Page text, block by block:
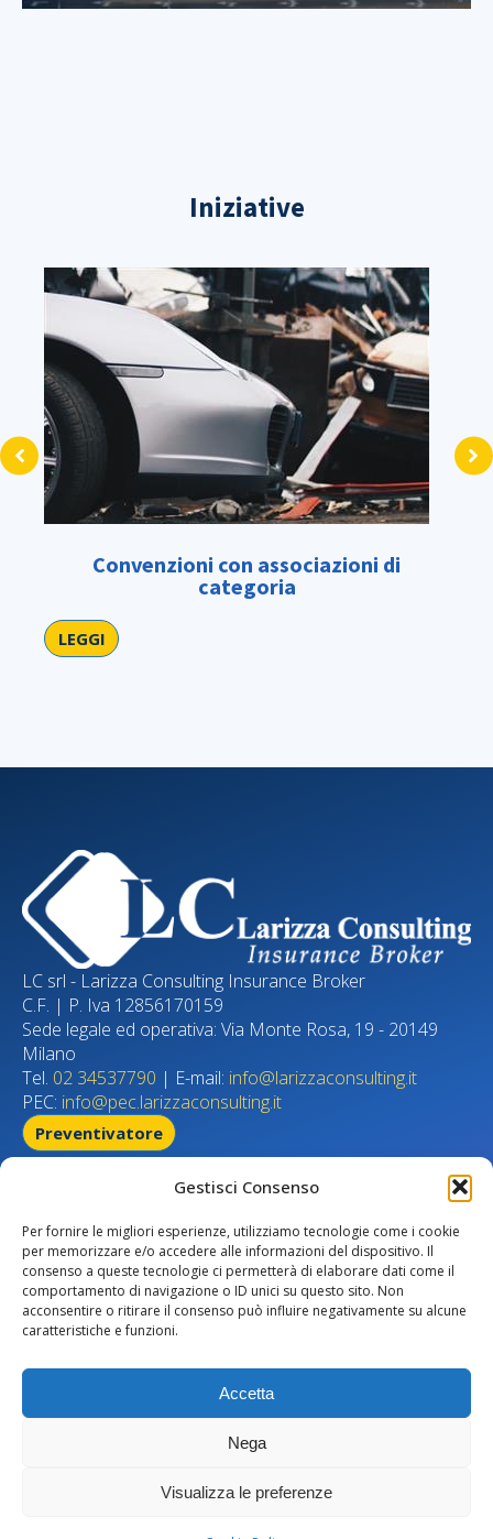
Gestisci Consenso
Per fornire le migliori esperienze, utilizziamo tecnologie come i cookie
per memorizzare e/o accedere alle informazioni del dispositivo. Il
consenso a queste tecnologie ci permetterà di elaborare dati come il
comportamento di navigazione o ID unici su questo sito. Non
acconsentire o ritirare il consenso può influire negativamente su alcune
caratteristiche e funzioni.
Accetta
Nega
Visualizza le preferenze
Iniziative
Convenzioni con associazioni di
categoria
LEGGI
LC srl - Larizza Consulting Insurance Broker
C.F. | P. Iva 12856170159
Sede legale ed operativa: Via Monte Rosa, 19 - 20149
Milano
Tel. 02 34537790 | E-mail: info@larizzaconsulting.it
PEC: info@pec.larizzaconsulting.it
Preventivatore
Home page
Chi siamo
Compliance
Normative
Iniziative
Contatti
Intermediario soggetto al controllo dell’IVASS
B000070982 del 05/03/2007|
www.ivass.it
Privacy Policy|Cookie policy